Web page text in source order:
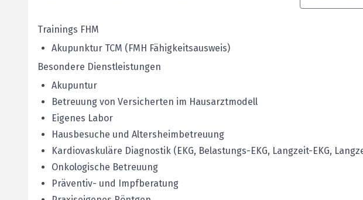
Trainings FHM
Akupunktur TCM (FMH Fähigkeitsausweis)
Besondere Dienstleistungen
Akupuntur
Betreuung von Versicherten im Hausarztmodell
Eigenes Labor
Hausbesuche und Altersheimbetreuung
Kardiovaskuläre Diagnostik (EKG, Belastungs-EKG, Langzeit-EKG,
Onkologische Betreuung
Präventiv- und Impfberatung